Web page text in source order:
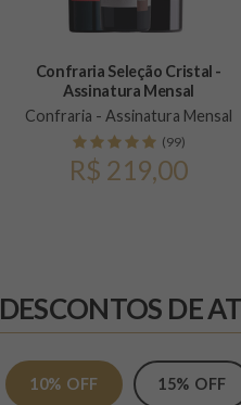
Confraria Seleção Cristal -
Assinatura Mensal
Confraria - Assinatura Mensal
(99)
R$ 219,00
DESCONTOS DE
10% OFF 15% OFF